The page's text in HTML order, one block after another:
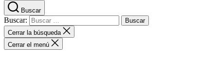
Buscar
Buscar:
Cerrar la búsqueda
Cerrar el menú